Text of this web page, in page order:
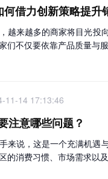
借力创新策略提升
越来越多的商家将目光
们不仅要依靠产品质量与
11-14 17:13:46
注意哪些问题？
来说，这是一个充满机
消费习惯、市场需求以及